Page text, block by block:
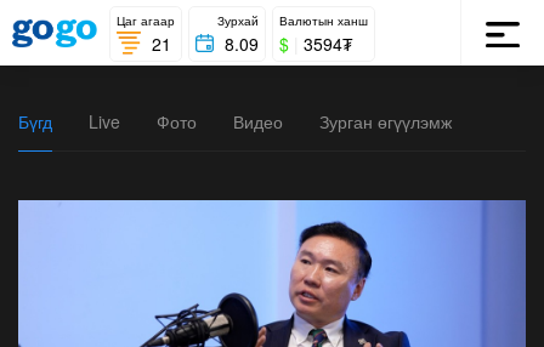
Цаг агаар
21
Зурхай
8.09
Валютын ханш
$ 3594₮
Бүгд Live Фото Видео Зурган өгүүлэмж